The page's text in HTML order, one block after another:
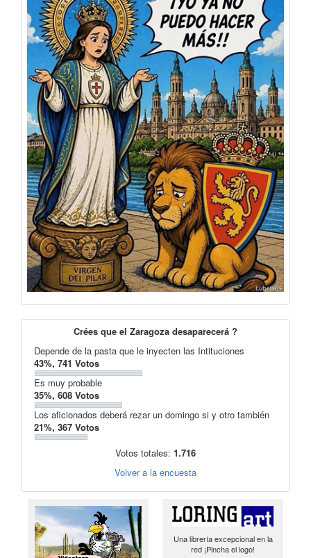
Crées que el Zaragoza desaparecerá ?
Depende de la pasta que le inyecten las Intituciones
43%, 741 Votos
Es muy probable
35%, 608 Votos
Los aficionados deberá rezar un domingo si y otro también
21%, 367 Votos
Votos totales: 1.716
Volver a la encuesta
Una librería excepcional en la
red ¡Pincha el logo!